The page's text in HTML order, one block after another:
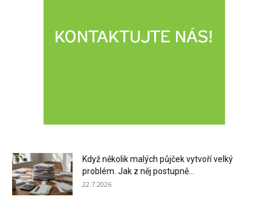
Když několik malých půjček vytvoří velký
problém. Jak z něj postupně...
22.7.2026